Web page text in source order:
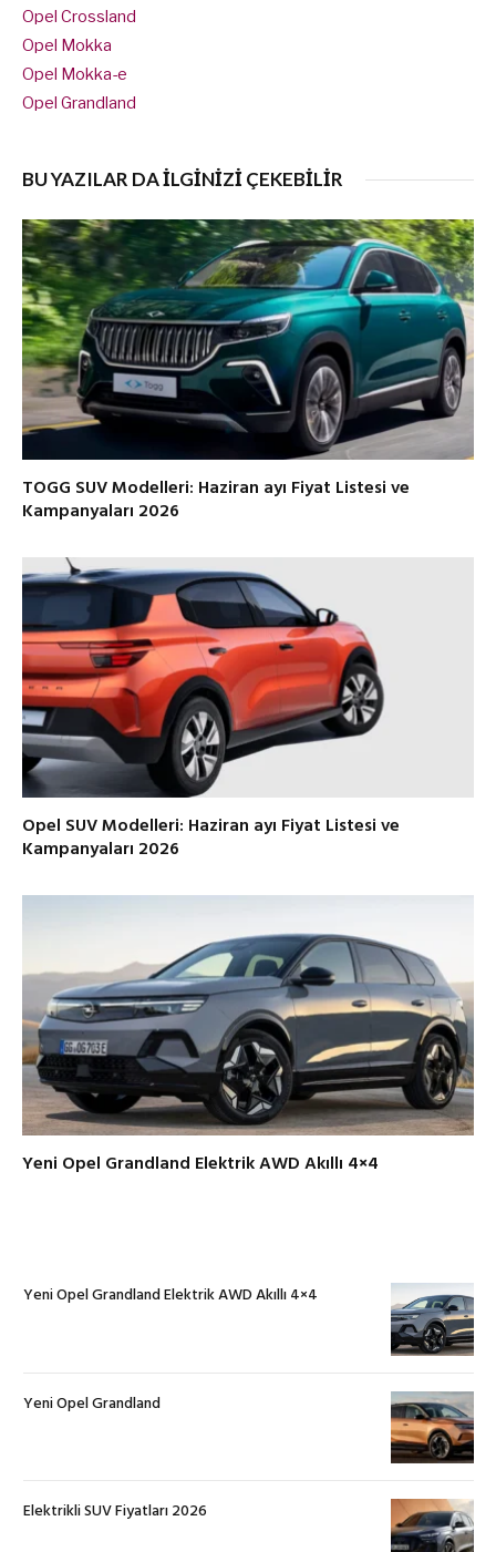
Opel Crossland
Opel Mokka
Opel Mokka-e
Opel Grandland
BU YAZILAR DA İLGİNİZİ ÇEKEBİLİR
TOGG SUV Modelleri: Haziran ayı Fiyat Listesi ve
Kampanyaları 2026
Opel SUV Modelleri: Haziran ayı Fiyat Listesi ve
Kampanyaları 2026
Yeni Opel Grandland Elektrik AWD Akıllı 4×4
Yeni Opel Grandland Elektrik AWD Akıllı 4×4
Yeni Opel Grandland
Elektrikli SUV Fiyatları 2026